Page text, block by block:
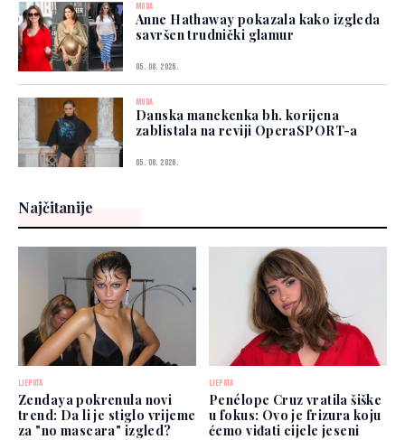
MODA
Anne Hathaway pokazala kako izgleda
savršen trudnički glamur
05. 08. 2026.
MODA
Danska manekenka bh. korijena
zablistala na reviji OperaSPORT-a
05. 08. 2026.
Najčitanije
LJEPOTA
Zendaya pokrenula novi
trend: Da li je stiglo vrijeme
za "no mascara" izgled?
LJEPOTA
Penélope Cruz vratila šiške
u fokus: Ovo je frizura koju
ćemo viđati cijele jeseni